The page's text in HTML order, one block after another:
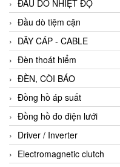
ĐẦU DÒ NHIỆT ĐỘ
Đầu dò tiệm cận
DÂY CÁP - CABLE
Đèn thoát hiểm
ĐÈN, CÒI BÁO
Đồng hồ áp suất
Đồng hồ đo điện lưới
Driver / Inverter
Electromagnetic clutch